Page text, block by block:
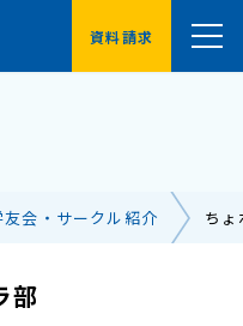
資料請求
保護者の方へ
友会・サークル紹介 ち
部